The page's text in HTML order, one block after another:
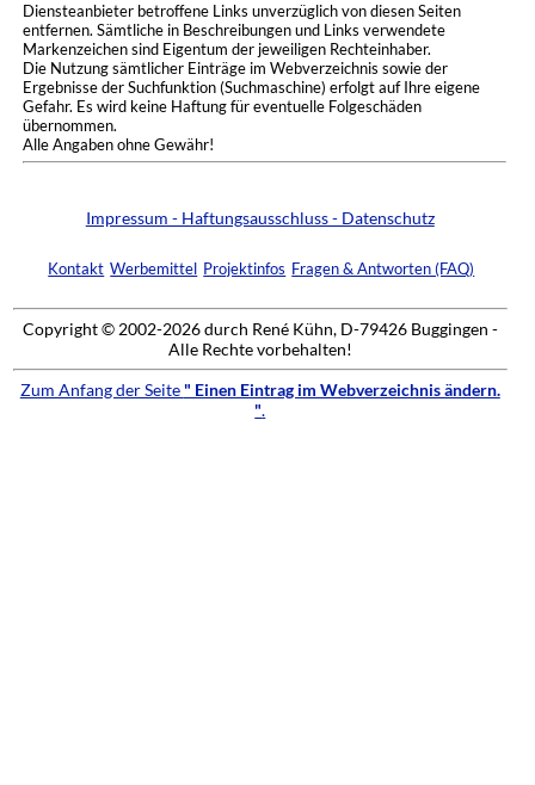
Diensteanbieter betroffene Links unverzüglich von diesen Seiten
entfernen. Sämtliche in Beschreibungen und Links verwendete
Markenzeichen sind Eigentum der jeweiligen Rechteinhaber.
Die Nutzung sämtlicher Einträge im Webverzeichnis sowie der
Ergebnisse der Suchfunktion (Suchmaschine) erfolgt auf Ihre eigene
Gefahr. Es wird keine Haftung für eventuelle Folgeschäden
übernommen.
Alle Angaben ohne Gewähr!
Impressum - Haftungsausschluss - Datenschutz
Kontakt Werbemittel Projektinfos Fragen & Antworten (FAQ)
Copyright © 2002-2026 durch René Kühn, D-79426 Buggingen -
Alle Rechte vorbehalten!
Zum Anfang der Seite " Einen Eintrag im Webverzeichnis ändern.
".